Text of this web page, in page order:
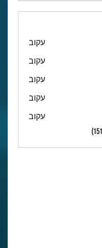
עקוב
עקוב
עקוב
עקוב
עקוב